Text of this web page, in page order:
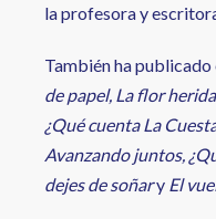
la profesora y
También ha
de papel, La flor
¿Qué cuenta La
Avanzando juntos,
dejes de soñary El